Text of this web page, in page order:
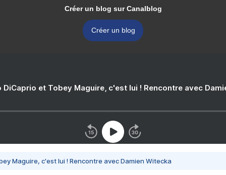
Créer un blog sur Canalblog
Créer un blog
DiCaprio et Tobey Maguire, c'est lui ! Rencontre avec
Maguire, c'est lui ! Rencontre avec Damien Witecka